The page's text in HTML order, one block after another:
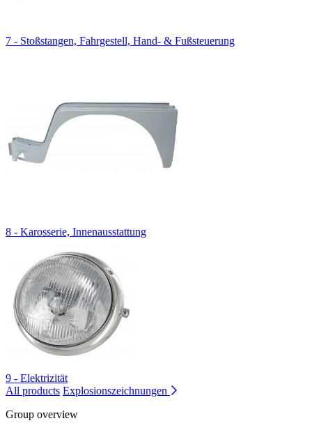
7 - Stoßstangen, Fahrgestell, Hand- & Fußsteuerung
8 - Karosserie, Innenausstattung
9 - Elektrizität
All products Explosionszeichnungen
Group overview